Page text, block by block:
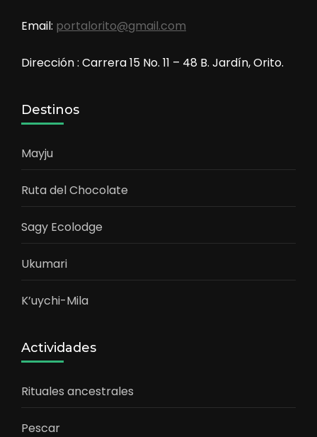
Email: portalorito@gmail.com
Dirección : Carrera 15 No. 11 – 48 B. Jardín, Orito.
Destinos
Mayju
Ruta del Chocolate
Sagy Ecolodge
Ukumari
K’uychi-Mila
Actividades
Rituales ancestrales
Pescar